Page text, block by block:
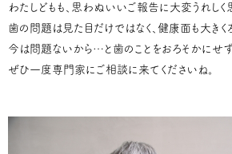
わたしどもも、思わぬいいご報告に大変うれしく思
歯の問題は見た目だけではなく、健康面も大きく左
今は問題ないから…と歯のことをおろそかにせず
ぜひ一度専門家にご相談に来てくださいね。